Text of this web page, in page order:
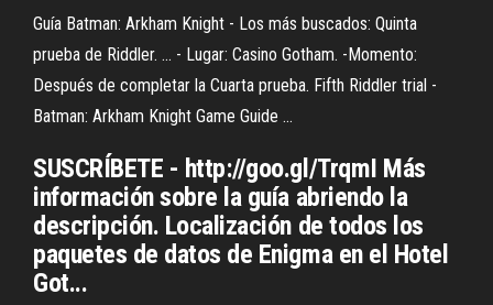
Guía Batman: Arkham Knight - Los más buscados: Quinta
prueba de Riddler. ... - Lugar: Casino Gotham. -Momento:
Después de completar la Cuarta prueba. Fifth Riddler trial -
Batman: Arkham Knight Game Guide ...
SUSCRÍBETE - http://goo.gl/TrqmI Más
información sobre la guía abriendo la
descripción. Localización de todos los
paquetes de datos de Enigma en el Hotel
Got...